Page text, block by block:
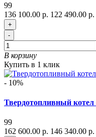
99
136 100.00 р. 122 490.00 р.
+
-
В корзину
Купить в 1 клик
- 10%
Твердотопливный
99
162 600.00 р. 146 340.00 р.